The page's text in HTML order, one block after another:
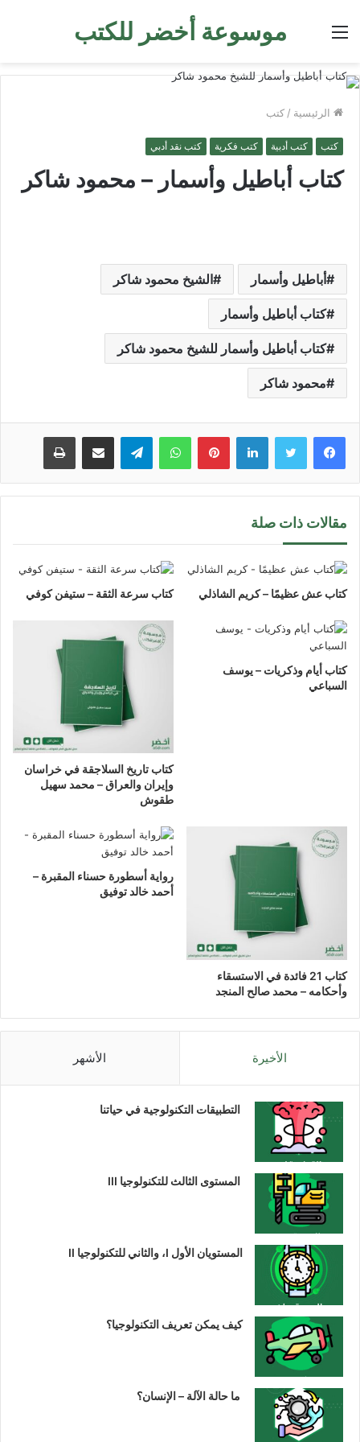
موسوعة أخضر للكتب القائمة
الرئيسية / كتب
كتب كتب أدبية كتب فكرية كتب نقد أدبي
كتاب أباطيل وأسمار – محمود شاكر
أباطيل وأسمار الشيخ محمود شاكر
كتاب أباطيل وأسمار
كتاب أباطيل وأسمار للشيخ محمود شاكر
محمود شاكر
لينكدإن بينتيريستواتساب تيلقرام مشاركة عبر البريد طباعة
مقالات ذات صلة
كتاب عش عظيمًا – كريم الشاذلي كتاب سرعة الثقة – ستيفن كوفي
كتاب أيام وذكريات – يوسف
السباعي
كتاب تاريخ السلاجقة في خراسان
وإيران والعراق – محمد سهيل
طقوش
كتاب 21 فائدة في الاستسقاء
وأحكامه – محمد صالح المنجد
رواية أسطورة حسناء المقبرة –
أحمد خالد توفيق
الأخيرة الأشهر
التطبيقات التكنولوجية في حياتنا
المستوى الثالث للتكنولوجيا III
المستويان الأول I، والثاني للتكنولوجيا II
كيف يمكن تعريف التكنولوجيا؟
ما حالة الآلة – الإنسان؟